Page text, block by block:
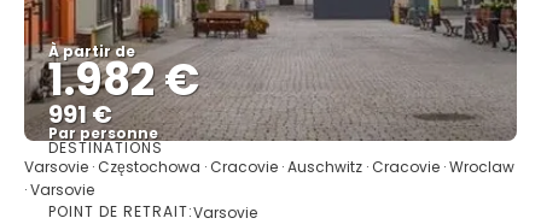
À partir de
1.982 €
991 €
Par personne
Afficher
DESTINATIONS
Varsovie · Częstochowa · Cracovie · Auschwitz · Cracovie · Wroclaw
· Varsovie
POINT DE RETRAIT:Varsovie